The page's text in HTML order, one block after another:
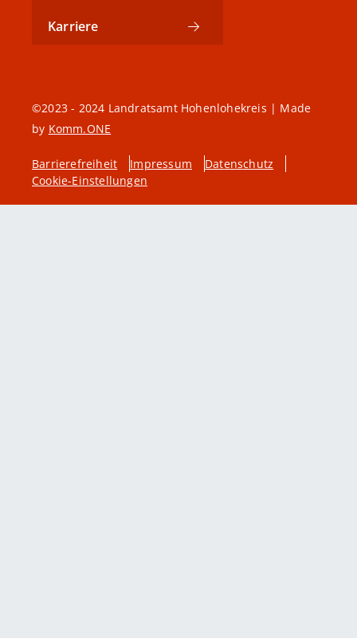
Karriere
©2023 - 2024 Landratsamt Hohenlohekreis | Made
by Komm.ONE
Barrierefreiheit Impressum
Datenschutz
Cookie-Einstellungen